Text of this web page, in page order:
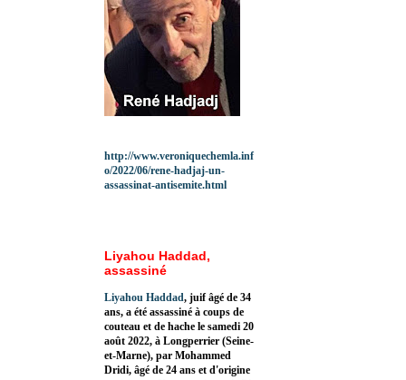
http://www.veroniquechemla.inf
o/2022/06/rene-hadjaj-un-
assassinat-antisemite.html
Liyahou Haddad,
assassiné
Liyahou Haddad, juif âgé de 34
ans, a été assassiné à coups de
couteau et de hache le samedi 20
août 2022, à Longperrier (Seine-
et-Marne), par Mohammed
Dridi, âgé de 24 ans et d'origine